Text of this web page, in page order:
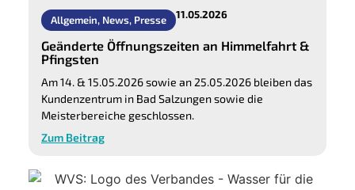
Allgemein, News, Presse 11.05.2026
Geänderte Öffnungszeiten an Himmelfahrt &
Pfingsten
Am 14. & 15.05.2026 sowie an 25.05.2026 bleiben das
Kundenzentrum in Bad Salzungen sowie die
Meisterbereiche geschlossen.
Zum Beitrag